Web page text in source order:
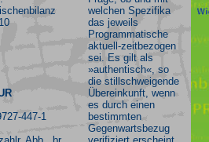
447-1
welchen Spezifika
das jeweils
Programmatische
aktuell-zeitbezogen
sei. Es gilt als
»authentisch«, so
die stillschweigende
Übereinkunft, wenn
es durch einen
bestimmten
Gegenwartsbezug